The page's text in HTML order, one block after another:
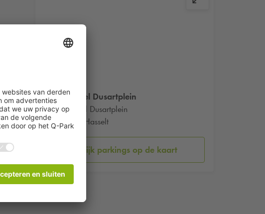
Kolonel Dusartplein
Kolonel Dusartplein
3500 Hasselt
Bekijk parkings op de kaart